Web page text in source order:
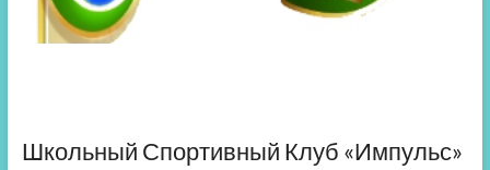
Школьный Спортивный Клуб «Импульс»